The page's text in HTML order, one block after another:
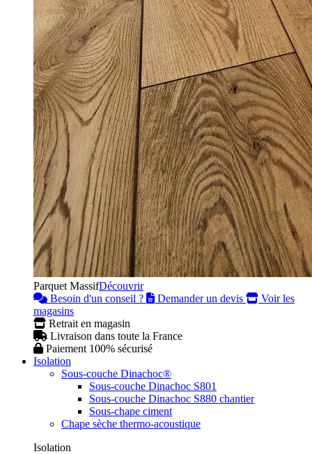
Parquet MassifDécouvrir
Besoin d'un conseil ?
Demander un devis
Voir les
magasins
Retrait en magasin
Livraison dans toute la France
Paiement 100% sécurisé
Isolation
Sous-couche Dinachoc®
Sous-couche Dinachoc S801
Sous-couche Dinachoc S880 chantier
Sous-chape ciment
Chape sèche thermo-acoustique
Isolation